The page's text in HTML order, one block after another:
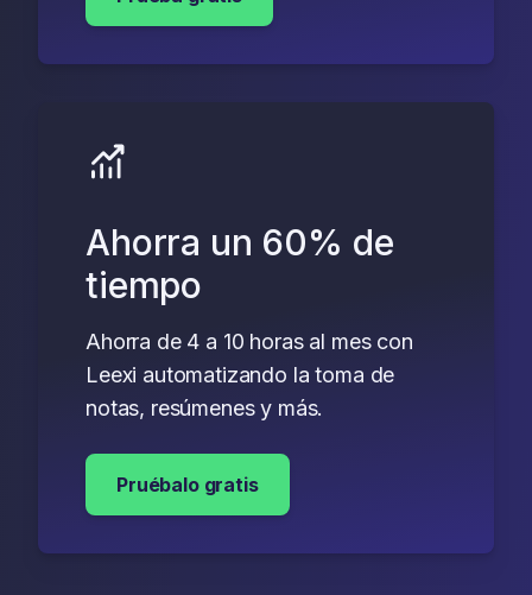
Ahorra un 60% de
tiempo
Ahorra de 4 a 10 horas al mes con
Leexi automatizando la toma de
notas, resúmenes y más.
Pruébalo gratis